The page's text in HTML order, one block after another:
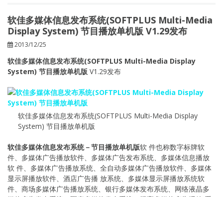
软佳多媒体信息发布系统(SOFTPLUS Multi-Media
Display System) 节目播放单机版 V1.29发布
2013/12/25
软佳多媒体信息发布系统(SOFTPLUS Multi-Media Display
System) 节目播放单机版 V1.29发布
软佳多媒体信息发布系统(SOFTPLUS Multi-Media Display
System) 节目播放单机版
软佳多媒体信息发布系统－节目播放单机版软 件也称数字标牌软
件、多媒体广告播放软件、多媒体广告发布系统、多媒体信息播放
软 件、多媒体广告播放系统、全自动多媒体广告播放软件、多媒体
显示屏播放软件、酒店广告播 放系统、多媒体显示屏播放系统软
件、商场多媒体广告播放系统、银行多媒体发布系统、网络液晶多